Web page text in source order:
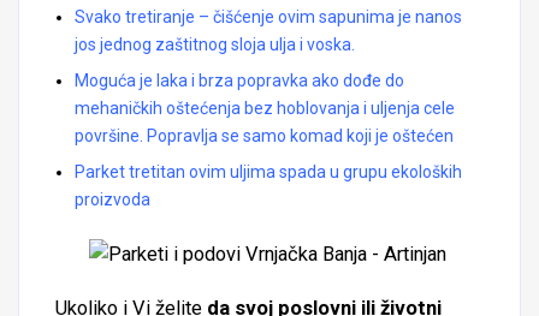
Svako tretiranje – čišćenje ovim sapunima je nanos
jos jednog zaštitnog sloja ulja i voska.
Moguća je laka i brza popravka ako dođe do
mehaničkih oštećenja bez hoblovanja i uljenja cele
površine. Popravlja se samo komad koji je oštećen
Parket tretitan ovim uljima spada u grupu ekoloških
proizvoda
Ukoliko i Vi želite da svoj poslovni ili životni